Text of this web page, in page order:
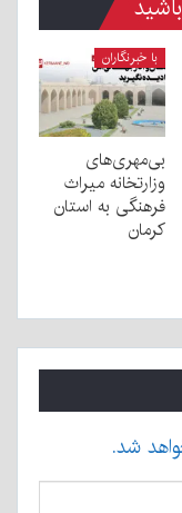
با خبرنگاران
بی‌مهری‌های
وزارتخانه میراث
فرهنگی به استان
کرمان
شد.